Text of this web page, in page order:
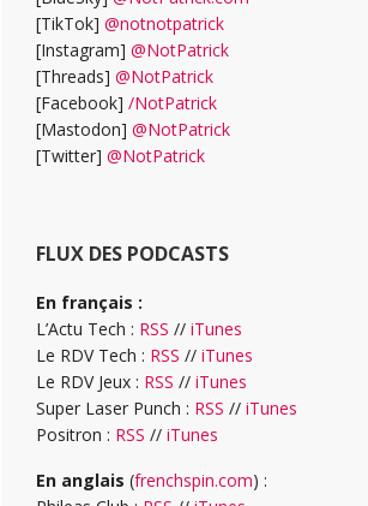
[TikTok] @notnotpatrick
[Instagram] @NotPatrick
[Threads] @NotPatrick
[Facebook] /NotPatrick
[Mastodon] @NotPatrick
[Twitter] @NotPatrick
FLUX DES PODCASTS
En français :
L’Actu Tech : RSS // iTunes
Le RDV Tech : RSS // iTunes
Le RDV Jeux : RSS // iTunes
Super Laser Punch : RSS // iTunes
Positron : RSS // iTunes
En anglais (frenchspin.com) :